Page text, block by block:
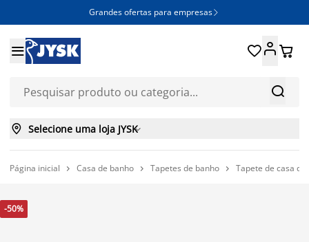
Grandes ofertas para empresas 


 
 Selecione uma loja JYSK
Página inicial  Casa de banho  Tapetes de banho  Tapete de casa de
-50%